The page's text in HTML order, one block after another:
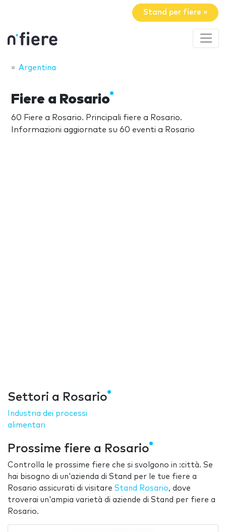
Stand per fiere »
Argentina
Fiere a Rosario
60 Fiere a Rosario. Principali fiere a Rosario.
Informazioni aggiornate su 60 eventi a Rosario
Settori a Rosario
Industria dei processi
alimentari
Prossime fiere a Rosario
Controlla le prossime fiere che si svolgono in :città. Se
hai bisogno di un'azienda di Stand per le tue fiere a
Rosario assicurati di visitare Stand Rosario, dove
troverai un'ampia varietà di aziende di Stand per fiere a
Rosario.